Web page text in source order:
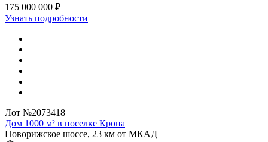
175 000 000 ₽
Узнать подробности
Лот №2073418
Дом 1000 м² в поселке Крона
Новорижское шоссе, 23 км от МКАД